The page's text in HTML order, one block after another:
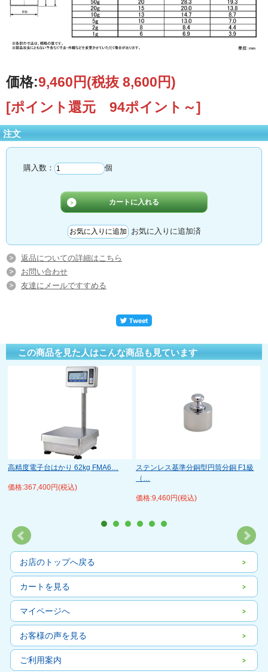
価格:9,460円(税抜 8,600円)
[ポイント還元 94ポイント～]
注文
購入数： 個
お気に入りに追加済
返品についての詳細はこちら
お問い合わせ
友達にメールですすめる
この商品を見た人はこんな商品も見ています
高精度電子台はかり 62kg FMA6…
価格:367,400円(税込)
ステンレス基準分銅型円筒分銅 F1級
（…
価格:9,460円(税込)
お店のトップへ戻る
カートを見る
マイページへ
お客様の声を見る
ご利用案内